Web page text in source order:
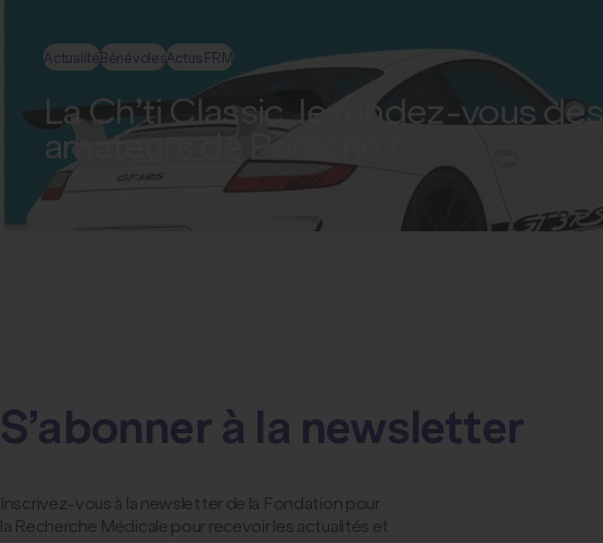
La Ch’ti Classic, le rendez-vous des
amateurs de Porsche !
ActualitéBénévolesActus FRM
S’abonner à la newsletter
Inscrivez-vous à la newsletter de la Fondation pour
la Recherche Médicale pour recevoir les actualités et